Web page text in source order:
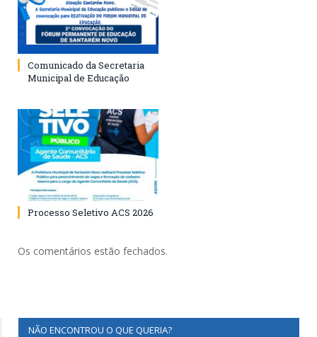
Comunicado da Secretaria
Municipal de Educação
Processo Seletivo ACS 2026
Os comentários estão fechados.
NÃO ENCONTROU O QUE QUERIA?